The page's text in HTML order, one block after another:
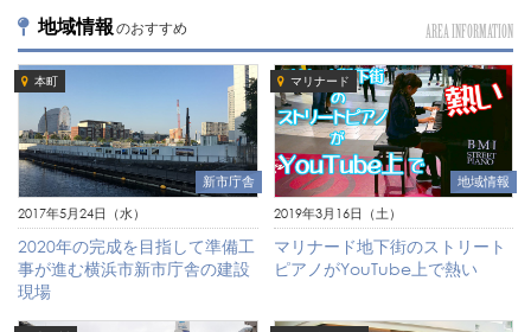
地域情報 のおすすめ AREA INFORMATION
本町
新市庁舎
2017年5月24日（水）
2020年の完成を目指して準備工
事が進む横浜市新市庁舎の建設
現場
マリナード
地域情報
2019年3月16日（土）
マリナード地下街のストリート
ピアノがYouTube上で熱い